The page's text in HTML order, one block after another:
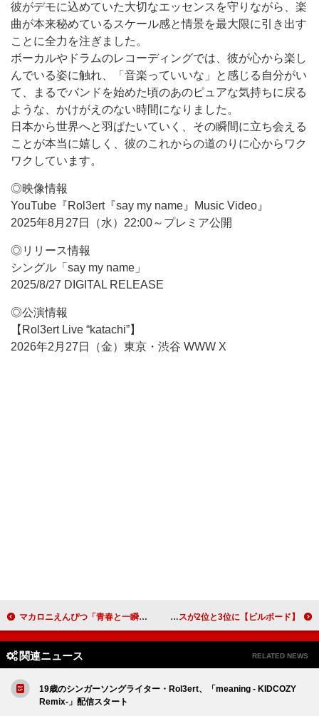
彼がデモに込めていた大切なエッセンスを守りながら、楽
曲が本来秘めているスケール感と情景を最大限に引き出す
ことに全力を注ぎました。
ボーカルやドラムのレコーディングでは、彼が心から楽し
んでいる姿に触れ、「音楽っていいな」と感じる自分がい
て、まるでバンドを始めた頃のあのピュアな気持ちに戻る
ような、かけがえのない時間になりました。
日本から世界へと羽ばたいていく、その瞬間に立ち会える
ことが本当に嬉しく、彼のこれからの道のりに心からワク
ワクしています。
◎映像情報
YouTube『Rol3ert『say my name』Music Video』
2025年8月27日（水）22:00～プレミア公開
◎リリース情報
シングル「say my name」
2025/8/27 DIGITAL RELEASE
◎公演情報
【Rol3ert Live “katachi”】
2026年2月27日（金）東京・渋谷 WWW X
マカロニえんぴつ「青春と一瞬」、山梨県中央市の時報チャイムに 【ビルボード】アイナ・ジ・エンド「革命道中」が2週連続でアニメ首位獲得 ミセスが2位と3位に
関連ニュース RELATED NEWS
19歳のシンガーソングライター・Rol3ert、「meaning - KIDCOZY
Remix-」配信スタート